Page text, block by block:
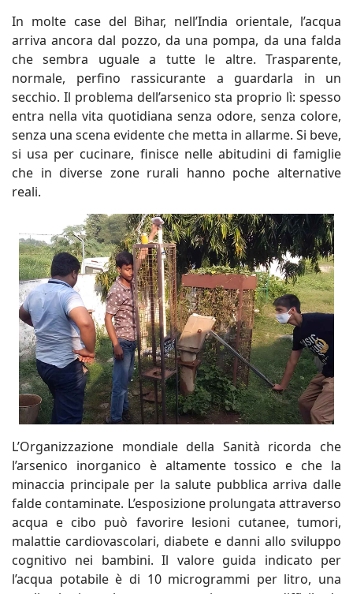
In molte case del Bihar, nell’India orientale, l’acqua
arriva ancora dal pozzo, da una pompa, da una falda
che sembra uguale a tutte le altre. Trasparente,
normale, perfino rassicurante a guardarla in un
secchio. Il problema dell’arsenico sta proprio lì: spesso
entra nella vita quotidiana senza odore, senza colore,
senza una scena evidente che metta in allarme. Si beve,
si usa per cucinare, finisce nelle abitudini di famiglie
che in diverse zone rurali hanno poche alternative
reali.
L’Organizzazione mondiale della Sanità ricorda che
l’arsenico inorganico è altamente tossico e che la
minaccia principale per la salute pubblica arriva dalle
falde contaminate. L’esposizione prolungata attraverso
acqua e cibo può favorire lesioni cutanee, tumori,
malattie cardiovascolari, diabete e danni allo sviluppo
cognitivo nei bambini. Il valore guida indicato per
l’acqua potabile è di 10 microgrammi per litro, una